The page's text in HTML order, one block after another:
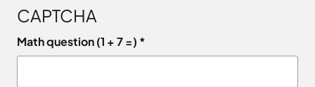
CAPTCHA
Math question (1 + 7 =)
Tourismusgesellschaft
Osnabrücker
Land
GmbH
Karte
aufrufen
Bohmte
Bramsche
Dissen